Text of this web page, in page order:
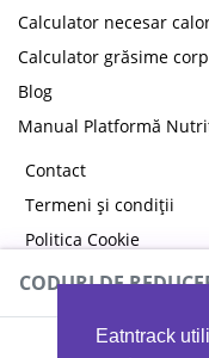
Eatntrack
Calculator necesar
Calculator grăsime
Blog
Manual Platformă
Contact
Termeni și condiții
Politica Cookie
Politica de
CODURI DE